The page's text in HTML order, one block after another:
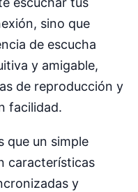
sino que
de escucha
y amigable,
de reproducción y
facilidad.
que un simple
características
y